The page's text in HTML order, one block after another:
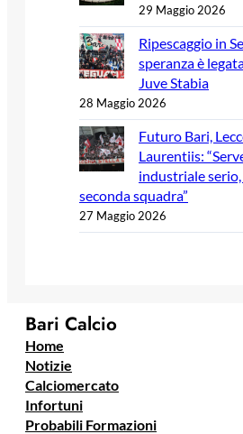
29 Maggio 2026
Ripescaggio in
speranza è
Juve Stabia
28 Maggio 2026
Futuro Bari,
Laurentiis:
industriale
seconda squadra”
27 Maggio 2026
Bari Calcio
Home
Notizie
Calciomercato
Infortuni
Probabili Formazioni